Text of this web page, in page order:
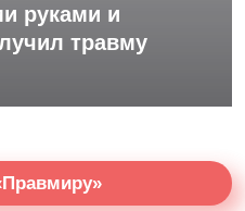
руками и
травму